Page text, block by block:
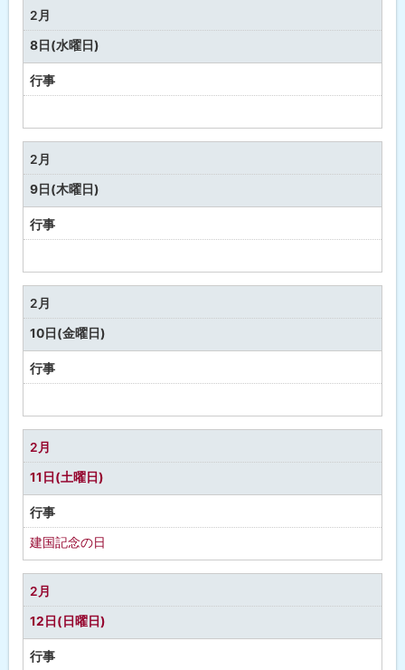
な
し
2月
8日(水曜日)
行事
定
な
し
2月
9日(木曜日)
行事
定
な
し
2月
10日(金曜日)
行事
定
な
し
2月
11日(土曜日)
行事
建国記念の日
2月
12日(日曜日)
行事